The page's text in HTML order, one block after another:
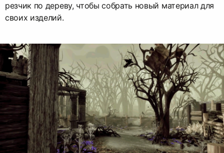
резчик по дереву, чтобы собрать новый материал для
своих изделий.